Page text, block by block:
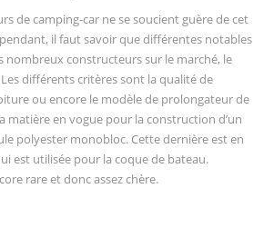
de camping-car ne se soucient guère de cet
il faut savoir que différentes notables
nombreux constructeurs sur le marché, le
différents critères sont la qualité de
ou encore le modèle de prolongateur de
matière en vogue pour la construction d’un
polyester monobloc. Cette dernière est en
est utilisée pour la coque de bateau.
rare et donc assez chère.